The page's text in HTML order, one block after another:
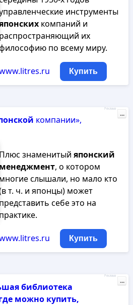
инструменты
компаний и
распространяющий их
по всему миру.
Купить
компании»,
Плюс знаменитый японский
менеджмент, о котором
многие слышали, но мало кто
т. ч. и японцы) может
представить себе это на
практике.
Купить
Реклама
...
библиотека
можно купить,
Реклама
...